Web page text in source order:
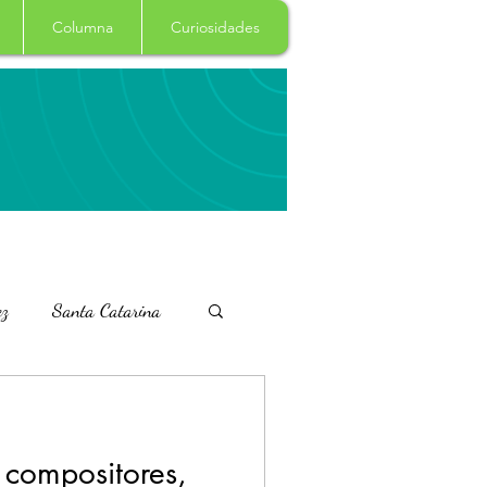
Columna Curiosidades
Santa Catarina